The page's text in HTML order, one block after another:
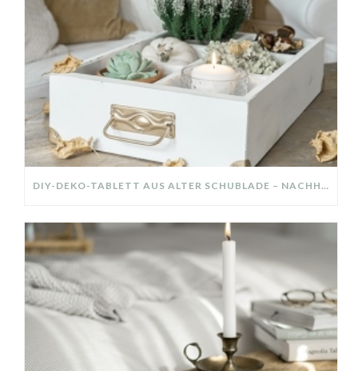
DIY-DEKO-TABLETT AUS ALTER SCHUBLADE – NACHHALTIGE HERBSTDEKO SELBER MACHEN!